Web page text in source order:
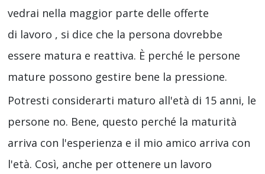
vedrai nella maggior parte delle offerte
di lavoro , si dice che la persona dovrebbe
essere matura e reattiva. È perché le persone
mature possono gestire bene la pressione.
Potresti considerarti maturo all'età di 15 anni, le
persone no. Bene, questo perché la maturità
arriva con l'esperienza e il mio amico arriva con
l'età. Così, anche per ottenere un lavoro